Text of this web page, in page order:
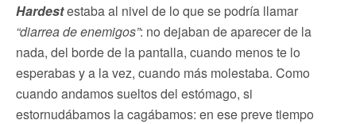
Hardestestaba al nivel de lo que se podría llamar
“diarrea de enemigos”: no dejaban de aparecer de la
nada, del borde de la pantalla, cuando menos te lo
esperabas y a la vez, cuando más molestaba. Como
cuando andamos sueltos del estómago, si
estornudábamos la cagábamos: en ese preve tiempo